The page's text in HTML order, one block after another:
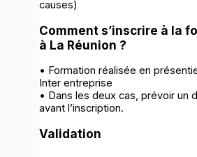
causes)
Comment s’inscrire à la
à La Réunion ?
• Formation réalisée en
Inter entreprise
• Dans les deux cas, prévoir un
avant l’inscription.
Validation